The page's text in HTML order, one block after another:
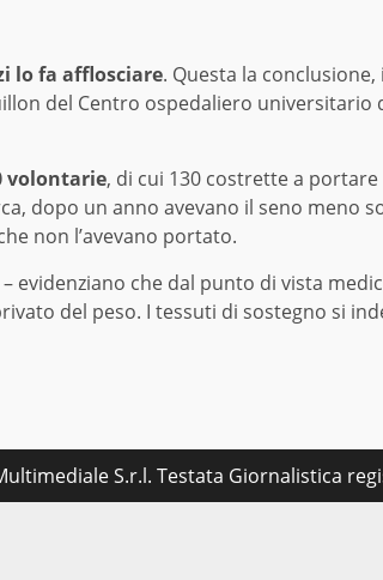
lo fa afflosciare. Questa la
del Centro ospedaliero universitario
volontarie, di cui 130 costrette a
dopo un anno avevano il seno meno
non l’avevano portato.
evidenziano che dal punto di vista
del peso. I tessuti di sostegno si
S.r.l. Testata Giornalistica